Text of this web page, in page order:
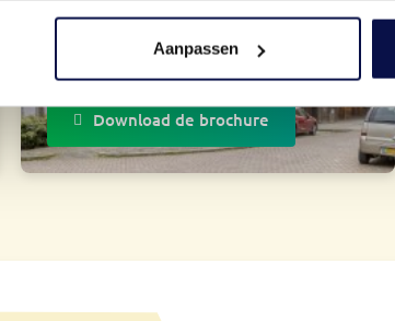
Aanpassen
Download de brochure